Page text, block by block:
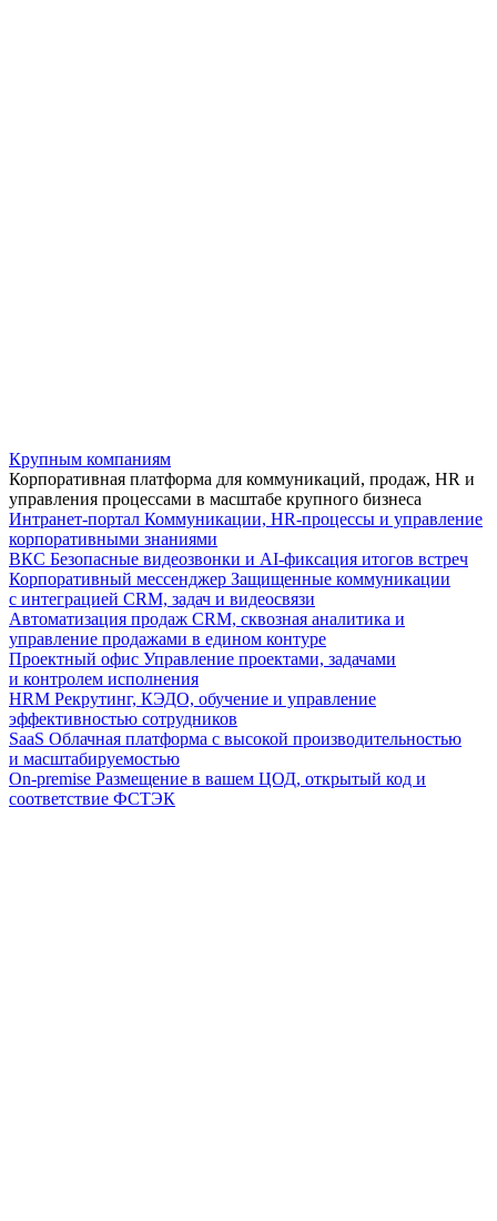
Крупным компаниям
Корпоративная платформа для коммуникаций, продаж, HR и
управления процессами в масштабе крупного бизнеса
Интранет-портал Коммуникации, HR-процессы и управление
корпоративными знаниями
ВКС Безопасные видеозвонки и AI-фиксация итогов встреч
Корпоративный мессенджер Защищенные коммуникации
с интеграцией CRM, задач и видеосвязи
Автоматизация продаж CRM, сквозная аналитика и
управление продажами в едином контуре
Проектный офис Управление проектами, задачами
и контролем исполнения
HRM Рекрутинг, КЭДО, обучение и управление
эффективностью сотрудников
SaaS Облачная платформа с высокой производительностью
и масштабируемостью
On-premise Размещение в вашем ЦОД, открытый код и
соответствие ФСТЭК